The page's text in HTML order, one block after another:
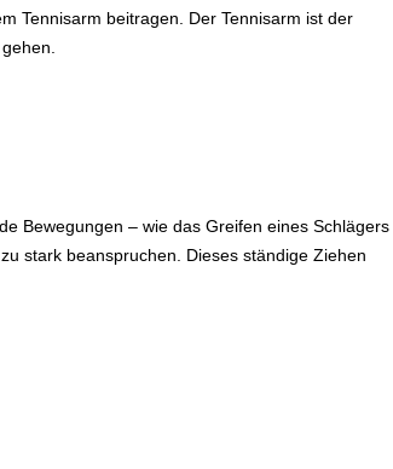
Tennisarm beitragen. Der Tennisarm ist der
Bewegungen – wie das Greifen eines Schlägers
stark beanspruchen. Dieses ständige Ziehen